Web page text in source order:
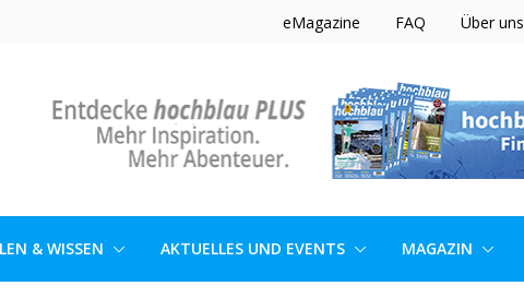
eMagazine FAQ Über uns
& WISSEN AKTUELLES UND EVENTS MAGAZIN